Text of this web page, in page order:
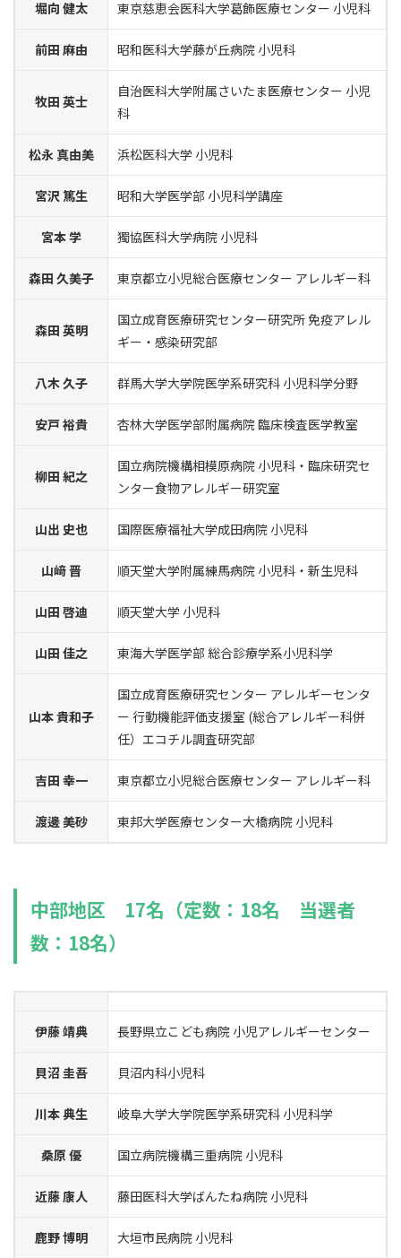
堀向 健太 東京慈恵会医科大学葛飾医療センター 小児科
前田 麻由 昭和医科大学藤が丘病院 小児科
牧田 英士
自治医科大学附属さいたま医療センター 小児
科
松永 真由美 浜松医科大学 小児科
宮沢 篤生 昭和大学医学部 小児科学講座
宮本 学 獨協医科大学病院 小児科
森田 久美子 東京都立小児総合医療センター アレルギー科
森田 英明
国立成育医療研究センター研究所 免疫アレル
ギー・感染研究部
八木 久子 群馬大学大学院医学系研究科 小児科学分野
安戸 裕貴 杏林大学医学部附属病院 臨床検査医学教室
柳田 紀之
国立病院機構相模原病院 小児科・臨床研究セ
ンター食物アレルギー研究室
山出 史也 国際医療福祉大学成田病院 小児科
山﨑 晋 順天堂大学附属練馬病院 小児科・新生児科
山田 啓迪 順天堂大学 小児科
山田 佳之 東海大学医学部 総合診療学系小児科学
山本 貴和子
国立成育医療研究センター アレルギーセンタ
ー 行動機能評価支援室 (総合アレルギー科併
任）エコチル調査研究部
吉田 幸一 東京都立小児総合医療センター アレルギー科
渡邊 美砂 東邦大学医療センター大橋病院 小児科
中部地区 17名（定数：18名 当選者
数：18名）
伊藤 靖典 長野県立こども病院 小児アレルギーセンター
貝沼 圭吾 貝沼内科小児科
川本 典生 岐阜大学大学院医学系研究科 小児科学
桑原 優 国立病院機構三重病院 小児科
近藤 康人 藤田医科大学ばんたね病院 小児科
鹿野 博明 大垣市民病院 小児科